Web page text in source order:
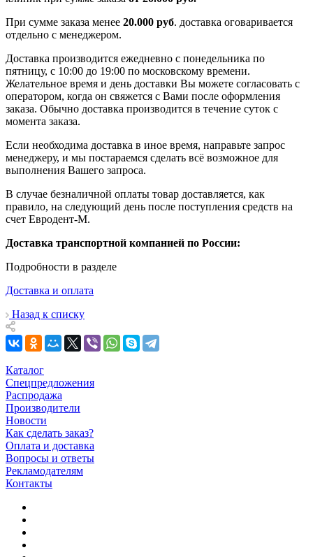
При сумме заказа менее 20.000 руб. доставка оговаривается
отдельно с менеджером.
Доставка производится ежедневно с понедельника по
пятницу, с 10:00 до 19:00 по московскому времени.
Желательное время и день доставки Вы можете согласовать с
оператором, когда он свяжется с Вами после оформления
заказа. Обычно доставка производится в течение суток с
момента заказа.
Если необходима доставка в иное время, направьте запрос
менеджеру, и мы постараемся сделать всё возможное для
выполнения Вашего запроса.
В случае безналичной оплаты товар доставляется, как
правило, на следующий день после поступления средств на
счет Евродент-М.
Доставка транспортной компанией по России:
Подробности в разделе
Доставка и оплата
Назад к списку
Каталог
Спецпредложения
Распродажа
Производители
Новости
Как сделать заказ?
Оплата и доставка
Вопросы и ответы
Рекламодателям
Контакты